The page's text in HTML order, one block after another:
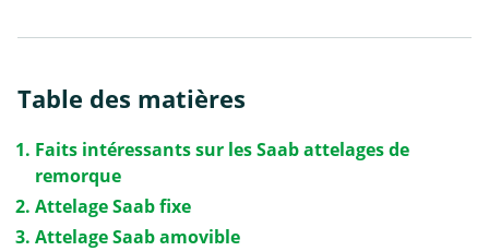
Table des matières
Faits intéressants sur les Saab attelages de
remorque
Attelage Saab fixe
Attelage Saab amovible